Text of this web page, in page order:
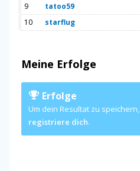
9
tatoo59
10
starflug
Meine Erfolge
Erfolge
Um dein Resultat zu speichern,
registriere dich.